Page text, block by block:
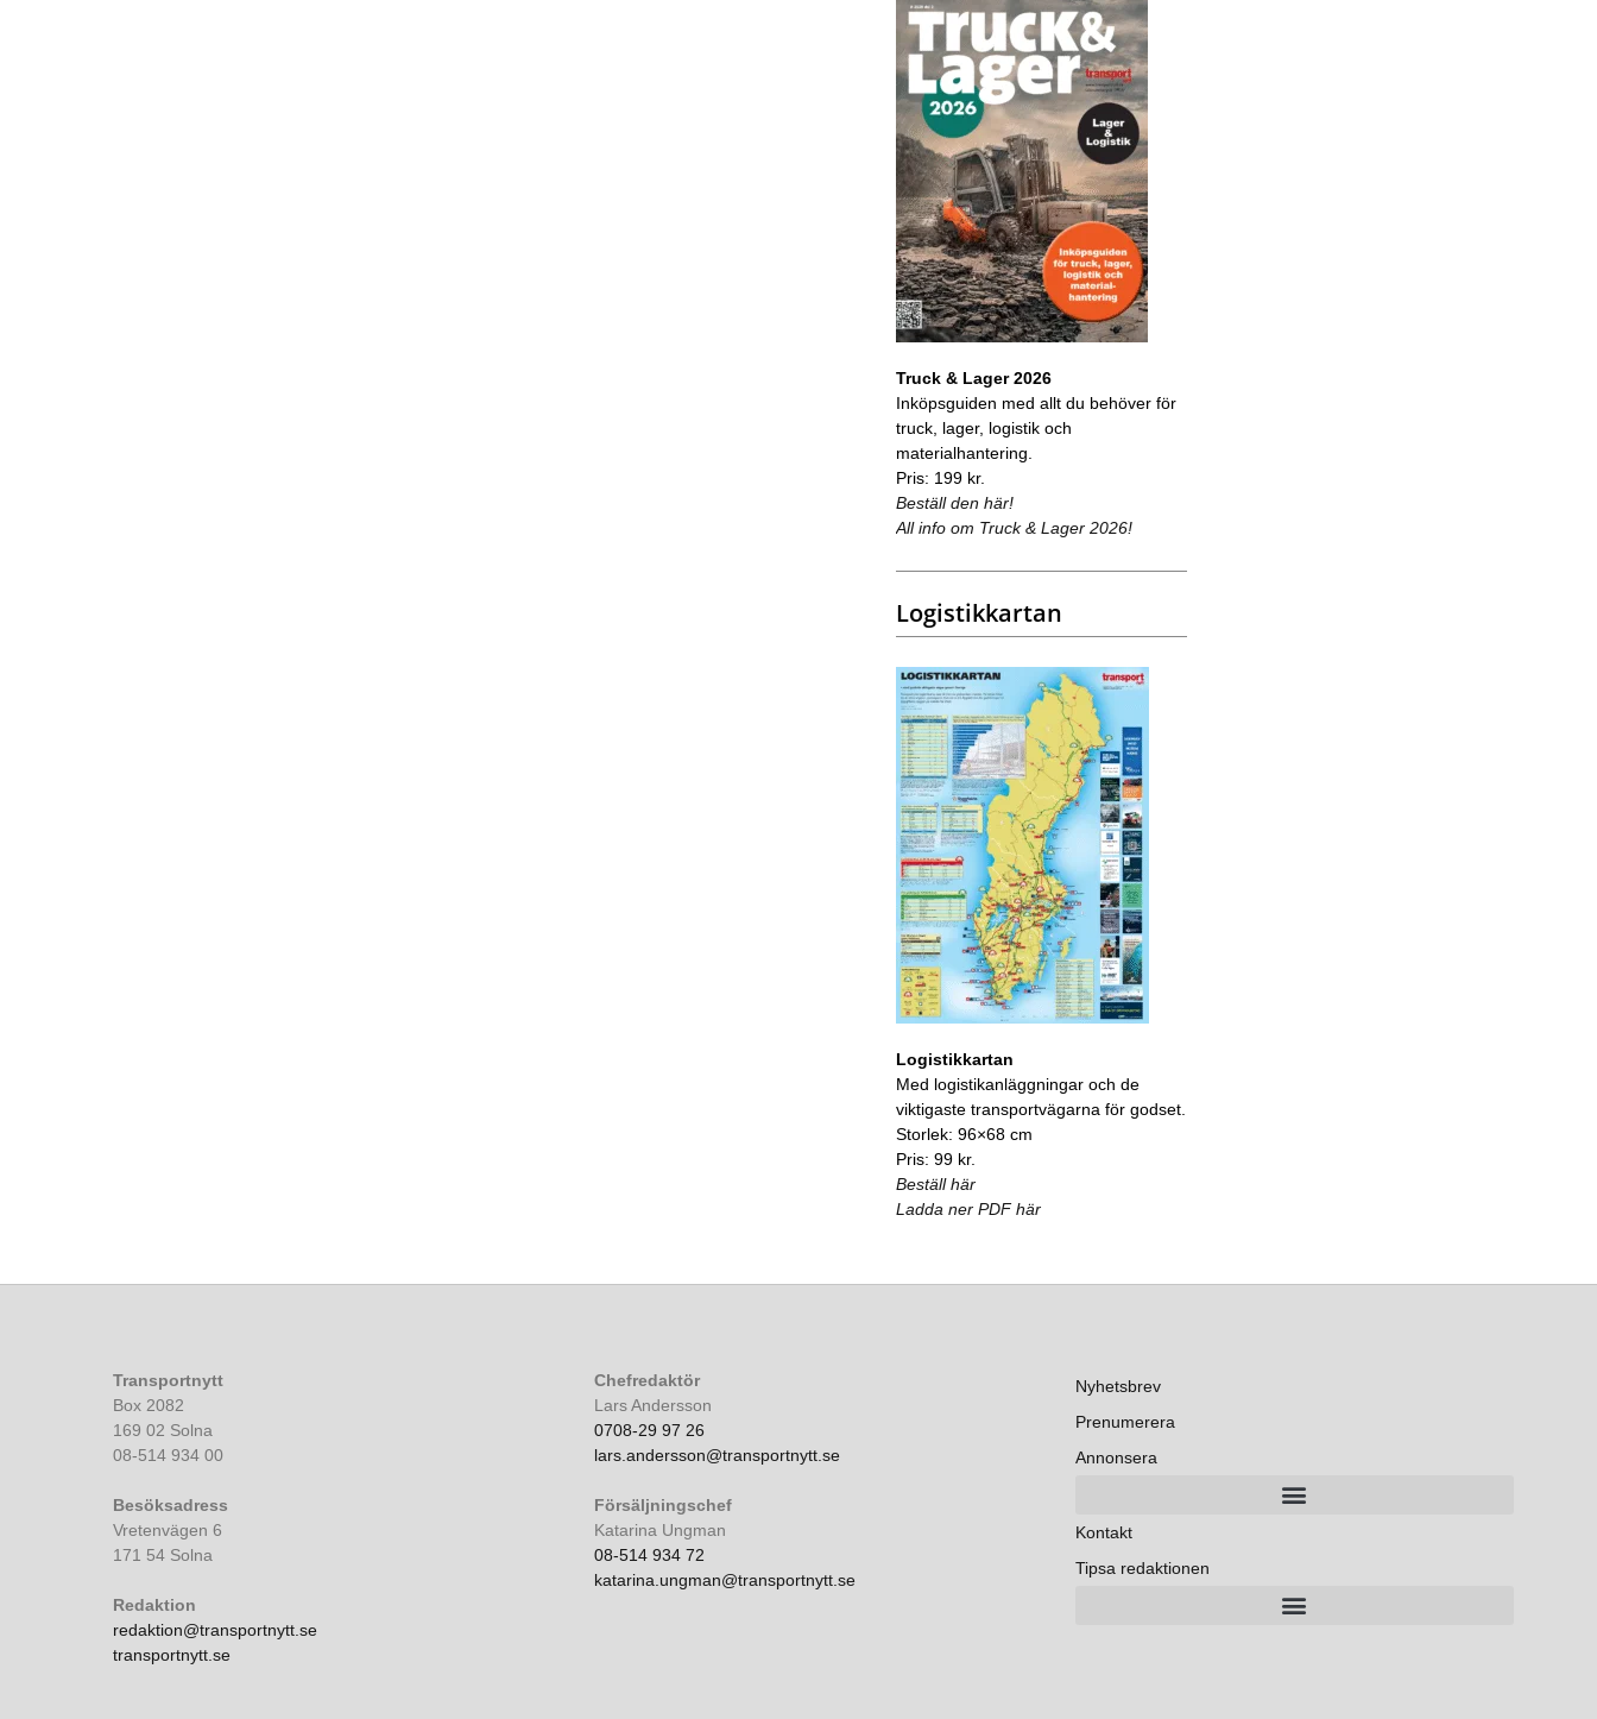
Truck & Lager 2026
Inköpsguiden med allt du behöver för
truck, lager, logistik och
materialhantering.
Pris: 199 kr.
Beställ den här!
All info om Truck & Lager 2026!
Logistikkartan
Logistikkartan
Med logistikanläggningar och de
viktigaste transportvägarna för godset.
Storlek: 96×68 cm
Pris: 99 kr.
Beställ här
Ladda ner PDF här
Transportnytt
Box 2082
169 02 Solna
08-514 934 00
Besöksadress
Vretenvägen 6
171 54 Solna
Redaktion
redaktion@transportnytt.se
transportnytt.se
Chefredaktör
Lars Andersson
0708-29 97 26
lars.andersson@transportnytt.se
Försäljningschef
Katarina Ungman
08-514 934 72
katarina.ungman@transportnytt.se
Nyhetsbrev
Prenumerera
Annonsera
Kontakt
Tipsa redaktionen